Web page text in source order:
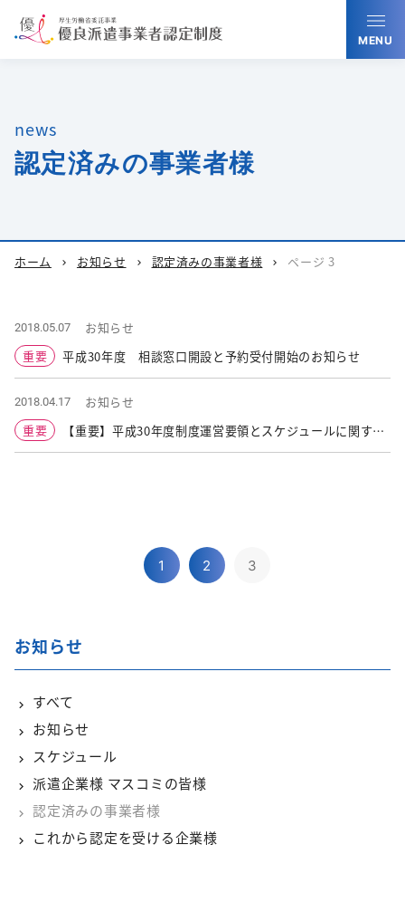
MENU
news
認定済みの事業者様
ホーム chevron_right お知らせ chevron_right 認定済みの事業者様 chevron_right ページ 3
2018.05.07
お知らせ
重要
平成30年度 相談窓口開設と予約受付開始のお知らせ
2018.04.17
お知らせ
重要
【重要】平成30年度制度運営要領とスケジュールに関する
1 2 3
お知らせ
すべて
お知らせ
スケジュール
派遣企業様 マスコミの皆様
認定済みの事業者様
これから認定を受ける企業様